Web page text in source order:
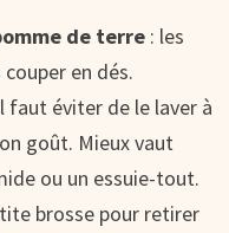
de terre: les
en dés.
faut éviter de le laver à
goût. Mieux vaut
ou un essuie-tout.
brosse pour retirer